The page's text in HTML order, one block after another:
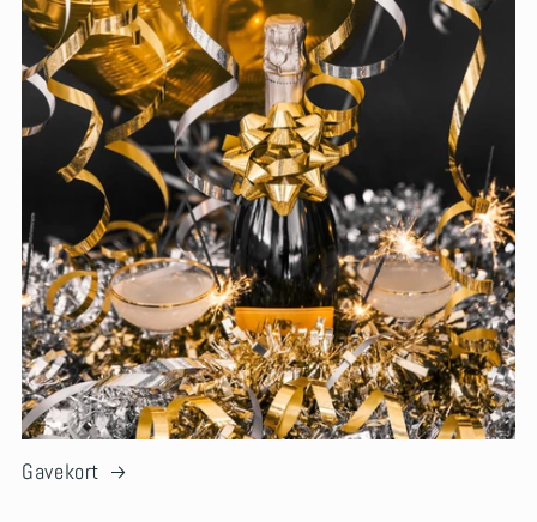
Gavekort